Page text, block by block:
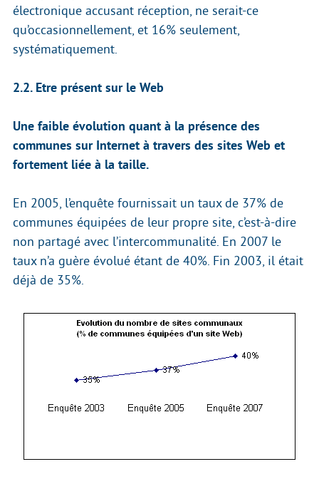
électronique accusant réception, ne serait-ce
qu’occasionnellement, et 16% seulement,
systématiquement.
2.2. Etre présent sur le Web
Une faible évolution quant à la présence des
communes sur Internet à travers des sites Web et
fortement liée à la taille.
En 2005, l’enquête fournissait un taux de 37% de
communes équipées de leur propre site, c’est-à-dire
non partagé avec l’intercommunalité. En 2007 le
taux n’a guère évolué étant de 40%. Fin 2003, il était
déjà de 35%.